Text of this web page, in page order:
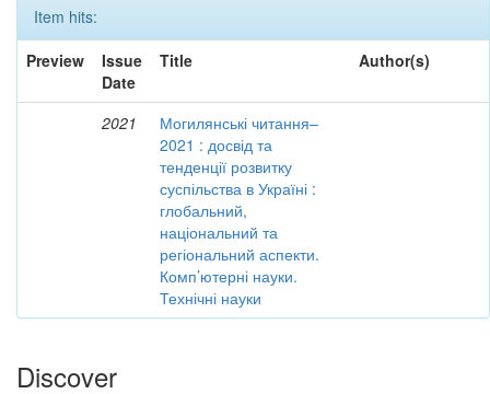
Item hits:
Preview
Issue
Date
Title Author(s)
2021
Могилянські читання–
2021 : досвід та
тенденції розвитку
суспільства в Україні :
глобальний,
національний та
регіональний аспекти.
Комп’ютерні науки.
Технічні науки
Discover